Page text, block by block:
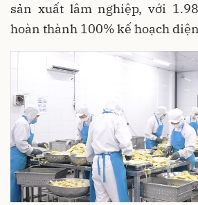
sản xuất lâm nghiệp, với
hoàn thành 100% kế hoạch